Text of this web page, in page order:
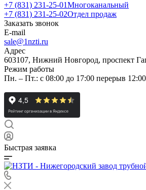
+7 (831) 231-25-01Многоканальный
+7 (831) 231-25-02Отдел продаж
Заказать звонок
E-mail
sale@1nzti.ru
Адрес
603107, Нижний Новгород, проспект
Режим работы
Пн. – Пт.: с 08:00 до 17:00 перерыв
Быстрая заявка